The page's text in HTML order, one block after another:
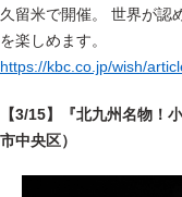
久留米で開催。 世界が認
を楽しめます。
https://kbc.co.jp/wish/
【3/15】『北九州名物！
市中央区）